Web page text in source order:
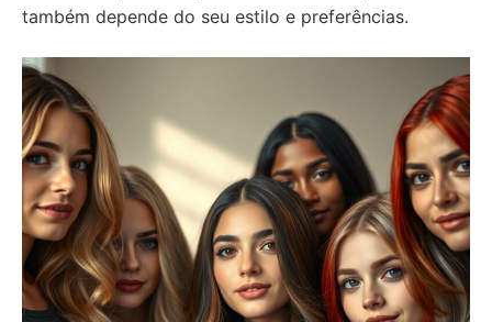
também depende do seu estilo e preferências.